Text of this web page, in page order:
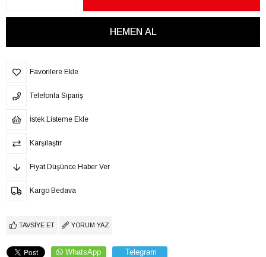
Favorilere Ekle
Telefonla Sipariş
İstek Listeme Ekle
Karşılaştır
Fiyat Düşünce Haber Ver
Kargo Bedava
TAVSIYE ET YORUM YAZ
WhatsApp Telegram